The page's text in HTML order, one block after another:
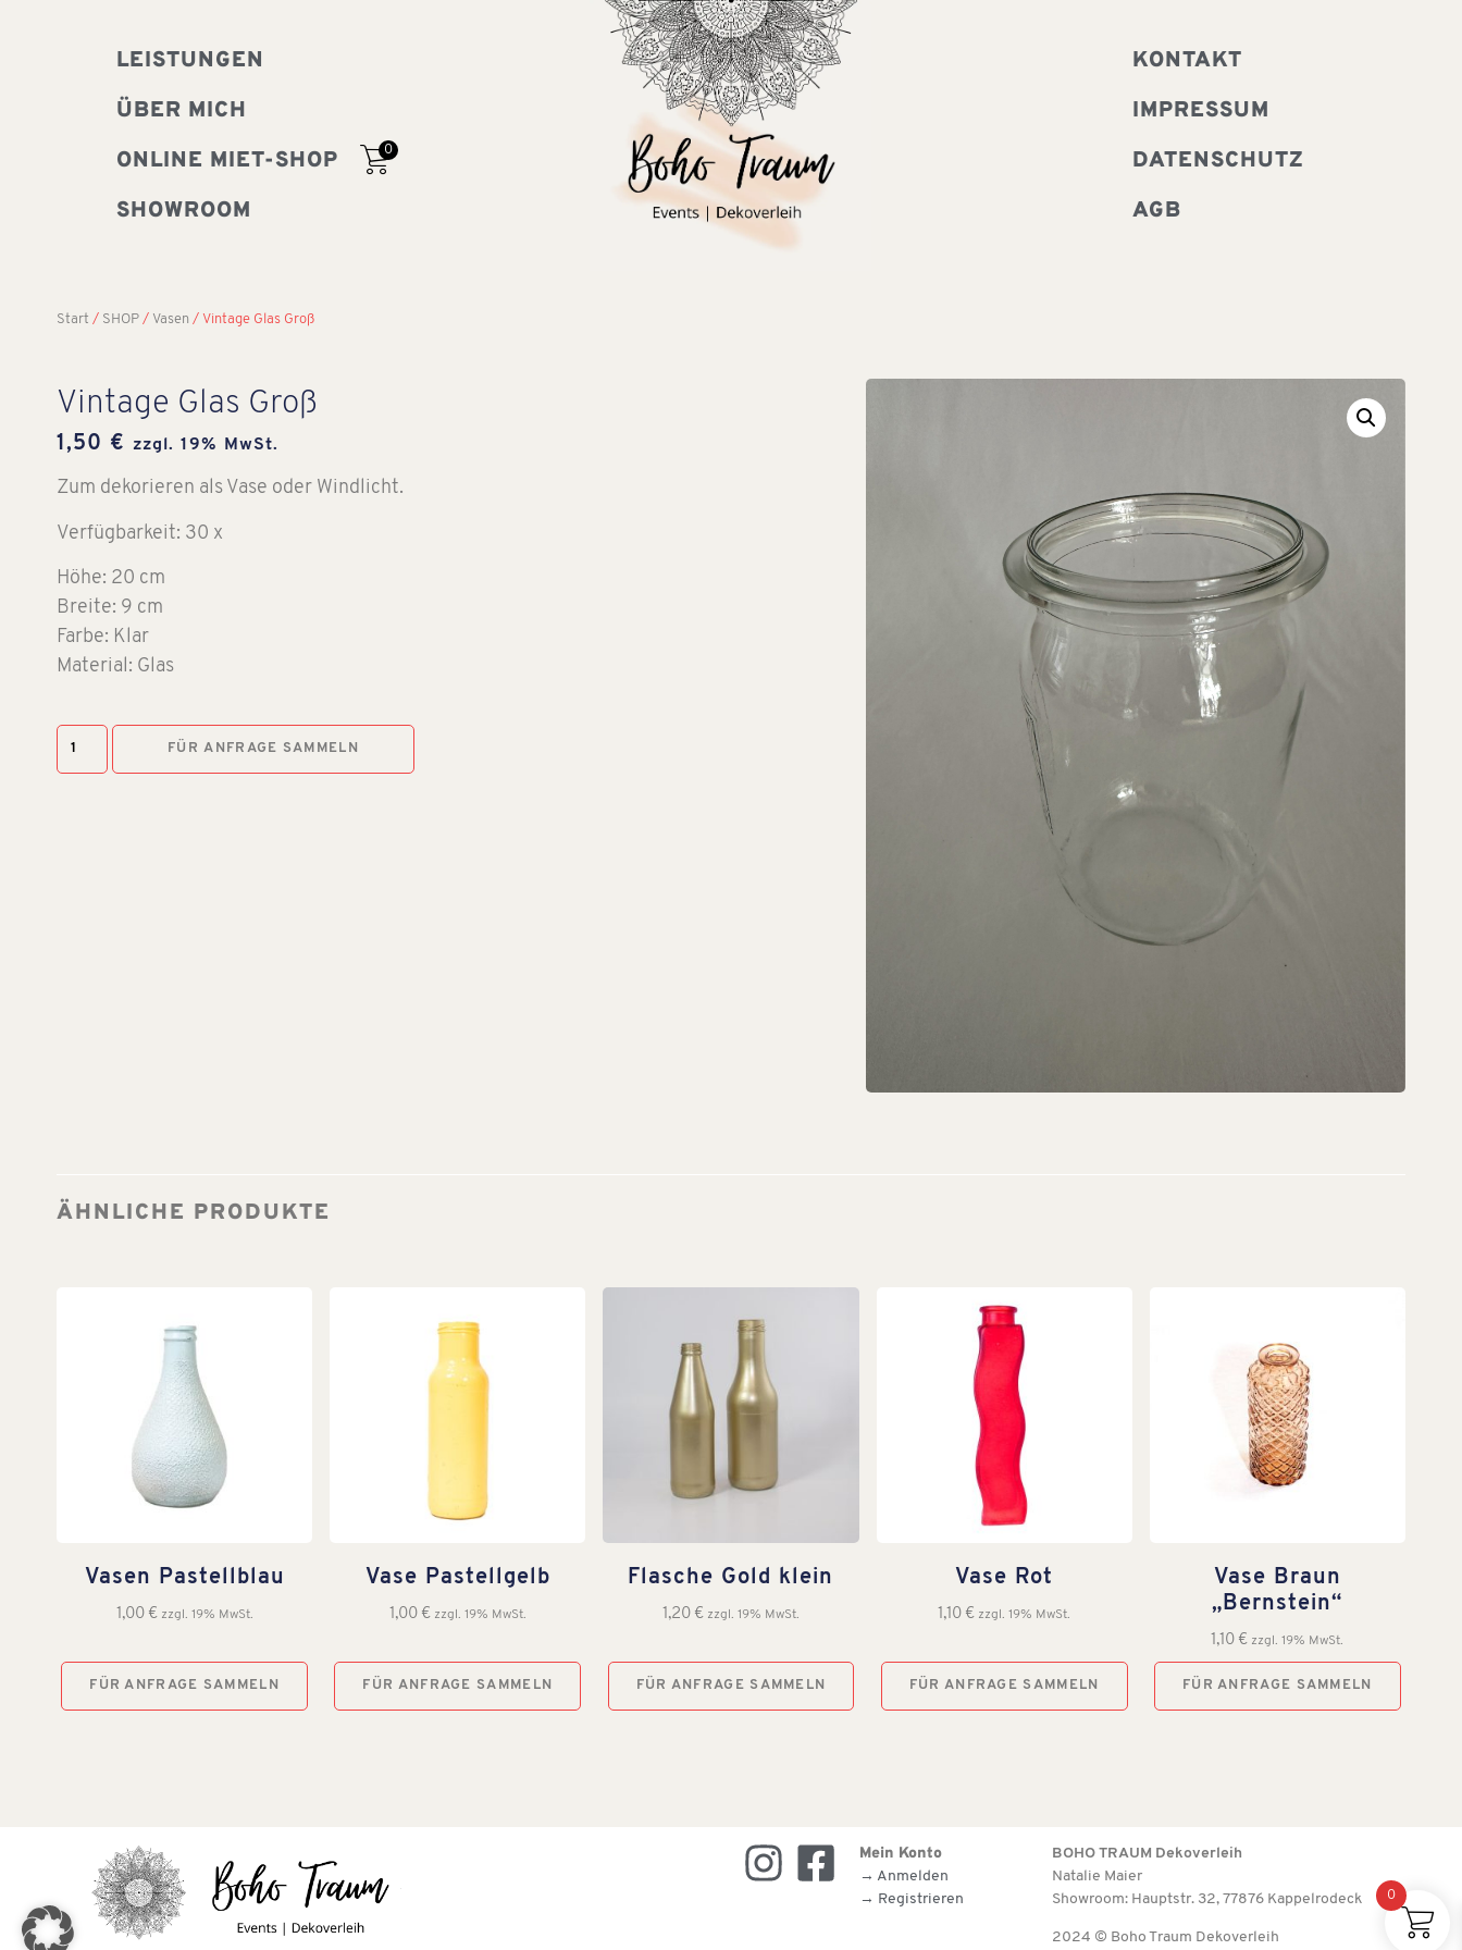
LEISTUNGEN
ÜBER MICH
ONLINE MIET-SHOP
SHOWROOM
0
KONTAKT
IMPRESSUM
DATENSCHUTZ
AGB
Start / SHOP / Vasen / Vintage Glas Groß
Vintage Glas Groß
1,50 € zzgl. 19% MwSt.
Zum dekorieren als Vase oder Windlicht.
Verfügbarkeit: 30 x
Höhe: 20 cm
Breite: 9 cm
Farbe: Klar
Material: Glas
FÜR ANFRAGE SAMMELN
ÄHNLICHE PRODUKTE
Vasen Pastellblau
1,00 € zzgl. 19% MwSt.
FÜR ANFRAGE SAMMELN
Vase Pastellgelb
1,00 € zzgl. 19% MwSt.
FÜR ANFRAGE SAMMELN
Flasche Gold klein
1,20 € zzgl. 19% MwSt.
FÜR ANFRAGE SAMMELN
Vase Rot
1,10 € zzgl. 19% MwSt.
FÜR ANFRAGE SAMMELN
Vase Braun
„Bernstein“
1,10 € zzgl. 19% MwSt.
FÜR ANFRAGE SAMMELN
Mein Konto
→ Anmelden
→ Registrieren
BOHO TRAUM Dekoverleih
Natalie Maier
Showroom: Hauptstr. 32, 77876 Kappelrodeck
2024 © Boho Traum Dekoverleih
0